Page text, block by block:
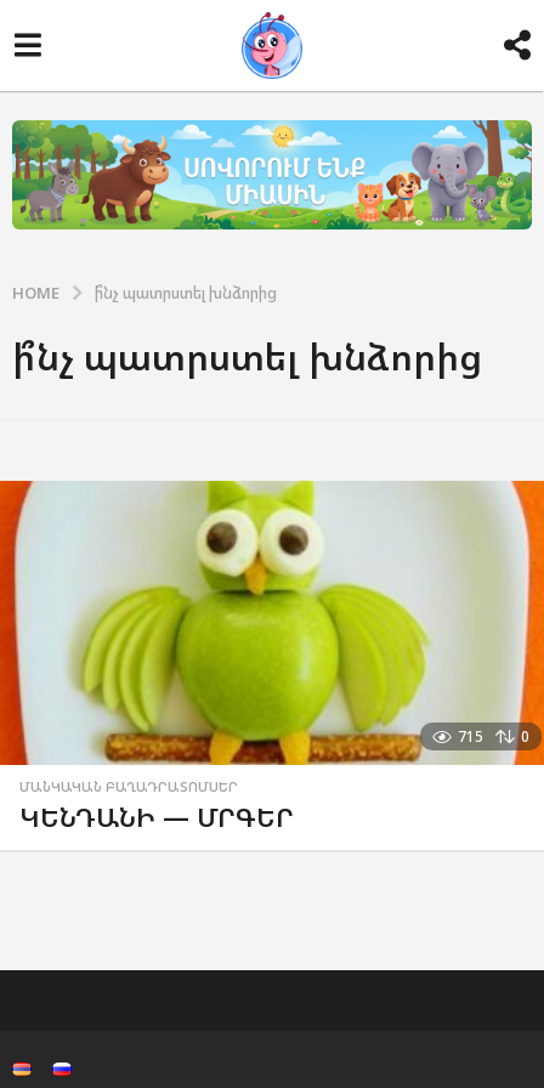
HOME ի՞նչ պատրստել խնձորից
ի՞նչ պատրստել խնձորից
715 0
ՄԱՆԿԱԿԱՆ ԲԱՂԱԴՐԱՏՈՄՍԵՐ
ԿԵՆԴԱՆԻ — ՄՐԳԵՐ